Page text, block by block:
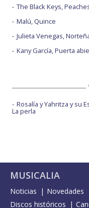
The Black Keys,
Malú, Quince
Julieta Venegas,
Kany García, Puerta
Rosalía y Yahritza y su
La perla
MUSICALIA
Noticias Novedades
Discos históricos